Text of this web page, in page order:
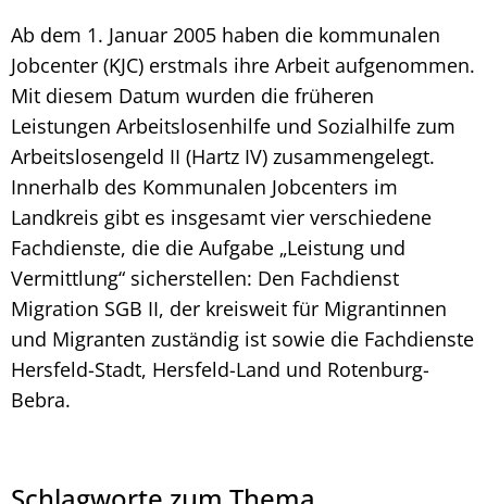
Ab dem 1. Januar 2005 haben die kommunalen
Jobcenter (KJC) erstmals ihre Arbeit aufgenommen.
Mit diesem Datum wurden die früheren
Leistungen Arbeitslosenhilfe und Sozialhilfe zum
Arbeitslosengeld II (Hartz IV) zusammengelegt.
Innerhalb des Kommunalen Jobcenters im
Landkreis gibt es insgesamt vier verschiedene
Fachdienste, die die Aufgabe „Leistung und
Vermittlung“ sicherstellen: Den Fachdienst
Migration SGB II, der kreisweit für Migrantinnen
und Migranten zuständig ist sowie die Fachdienste
Hersfeld-Stadt, Hersfeld-Land und Rotenburg-
Bebra.